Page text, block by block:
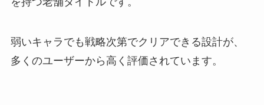
弱いキャラでも戦略次第でクリアできる設計が、
多くのユーザーから高く評価されています。